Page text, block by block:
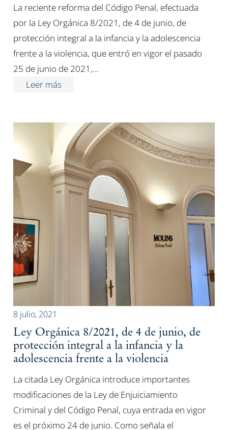
La reciente reforma del Código Penal, efectuada
por la Ley Orgánica 8/2021, de 4 de junio, de
protección integral a la infancia y la adolescencia
frente a la violencia, que entró en vigor el pasado
25 de junio de 2021,…
Leer más
8 julio, 2021
Ley Orgánica 8/2021, de 4 de junio, de
protección integral a la infancia y la
adolescencia frente a la violencia
La citada Ley Orgánica introduce importantes
modificaciones de la Ley de Enjuiciamiento
Criminal y del Código Penal, cuya entrada en vigor
es el próximo 24 de junio. Como señala el